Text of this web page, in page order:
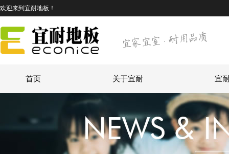
欢迎来到宜耐地板！
首页 关于宜耐 宜